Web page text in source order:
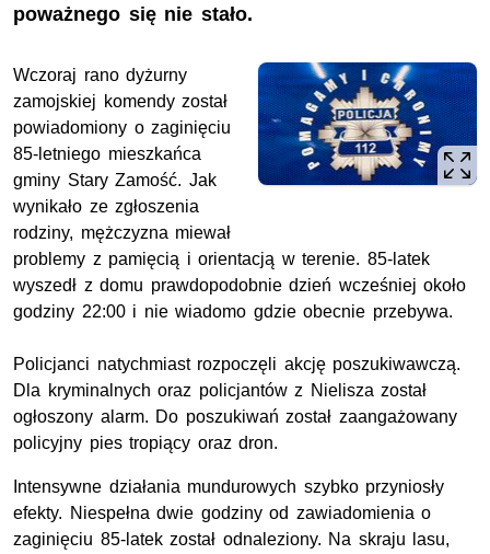
poważnego się nie stało.
Wczoraj rano dyżurny
zamojskiej komendy został
powiadomiony o zaginięciu
85-letniego mieszkańca
gminy Stary Zamość. Jak
wynikało ze zgłoszenia
rodziny, mężczyzna miewał
problemy z pamięcią i orientacją w terenie. 85-latek
wyszedł z domu prawdopodobnie dzień wcześniej około
godziny 22:00 i nie wiadomo gdzie obecnie przebywa.
Policjanci natychmiast rozpoczęli akcję poszukiwawczą.
Dla kryminalnych oraz policjantów z Nielisza został
ogłoszony alarm. Do poszukiwań został zaangażowany
policyjny pies tropiący oraz dron.
Intensywne działania mundurowych szybko przyniosły
efekty. Niespełna dwie godziny od zawiadomienia o
zaginięciu 85-latek został odnaleziony. Na skraju lasu,